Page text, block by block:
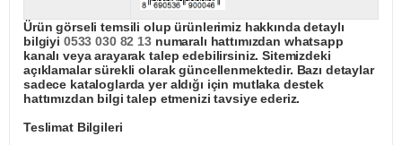
Ürün görseli temsili olup ürünlerimiz hakkında detaylı
bilgiyi 0533 030 82 13numaralı hattımızdan whatsapp
kanalı veya arayarak talep edebilirsiniz. Sitemizdeki
açıklamalar sürekli olarak güncellenmektedir. Bazı detaylar
sadece kataloglarda yer aldığı için mutlaka destek
hattımızdan bilgi talep etmenizi tavsiye ederiz.
Teslimat Bilgileri